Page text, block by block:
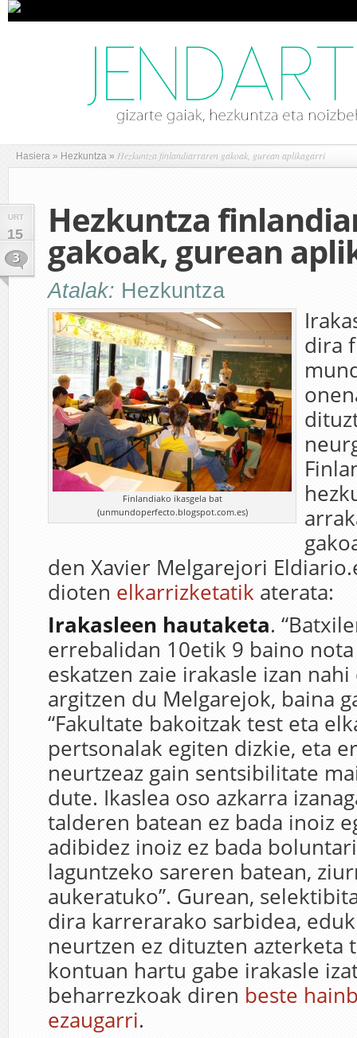
Hasiera » Hezkuntza » Hezkuntza finlandiarraren gakoak, gurean aplikagarri
URT
15
3
Hezkuntza
gakoak, gurean
Atalak: Hezkuntza
Finlandiako ikasgela bat
(unmundoperfecto.blogspot.com.es)
dira
den Xavier Melgarejori
dioten elkarrizketatik aterata:
Irakasleen hautaketa.
errebalidan 10etik 9 baino
eskatzen zaie irakasle izan nahi
argitzen du Melgarejok, baina
“Fakultate bakoitzak test eta
pertsonalak egiten dizkie, eta
neurtzeaz gain sentsibilitate
dute. Ikaslea oso azkarra
talderen batean ez bada inoiz
adibidez inoiz ez bada
laguntzeko sareren batean,
aukeratuko”. Gurean,
dira karrerarako sarbidea,
neurtzen ez dituzten azterketa
kontuan hartu gabe irakasle
beharrezkoak diren beste
ezaugarri.